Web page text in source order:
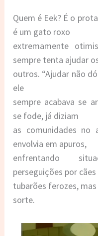
Quem é Eek? É o
é um gato roxo
extremamente
sempre tenta ajudar
outros. “Ajudar não
ele
sempre acabava se
se fode, já diziam
as comunidades no
envolvia em apuros,
enfrentando
perseguições por cães
tubarões ferozes,
sorte.